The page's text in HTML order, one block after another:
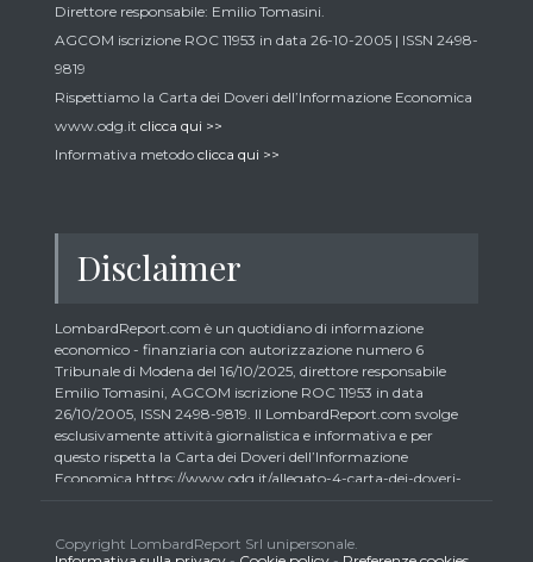
Direttore responsabile: Emilio Tomasini.
AGCOM iscrizione ROC 11953 in data 26-10-2005 | ISSN 2498-
9819
Rispettiamo la Carta dei Doveri dell’Informazione Economica
www.odg.it clicca qui >>
Informativa metodo clicca qui >>
Disclaimer
LombardReport.com è un quotidiano di informazione
economico - finanziaria con autorizzazione numero 6
Tribunale di Modena del 16/10/2025, direttore responsabile
Emilio Tomasini, AGCOM iscrizione ROC 11953 in data
26/10/2005, ISSN 2498-9819. Il LombardReport.com svolge
esclusivamente attività giornalistica e informativa e per
questo rispetta la Carta dei Doveri dell’Informazione
Economica https://www.odg.it/allegato-4-carta-dei-doveri-
essere consapevoli che i collaboratori di LombardReport.com
Copyright LombardReport Srl unipersonale.